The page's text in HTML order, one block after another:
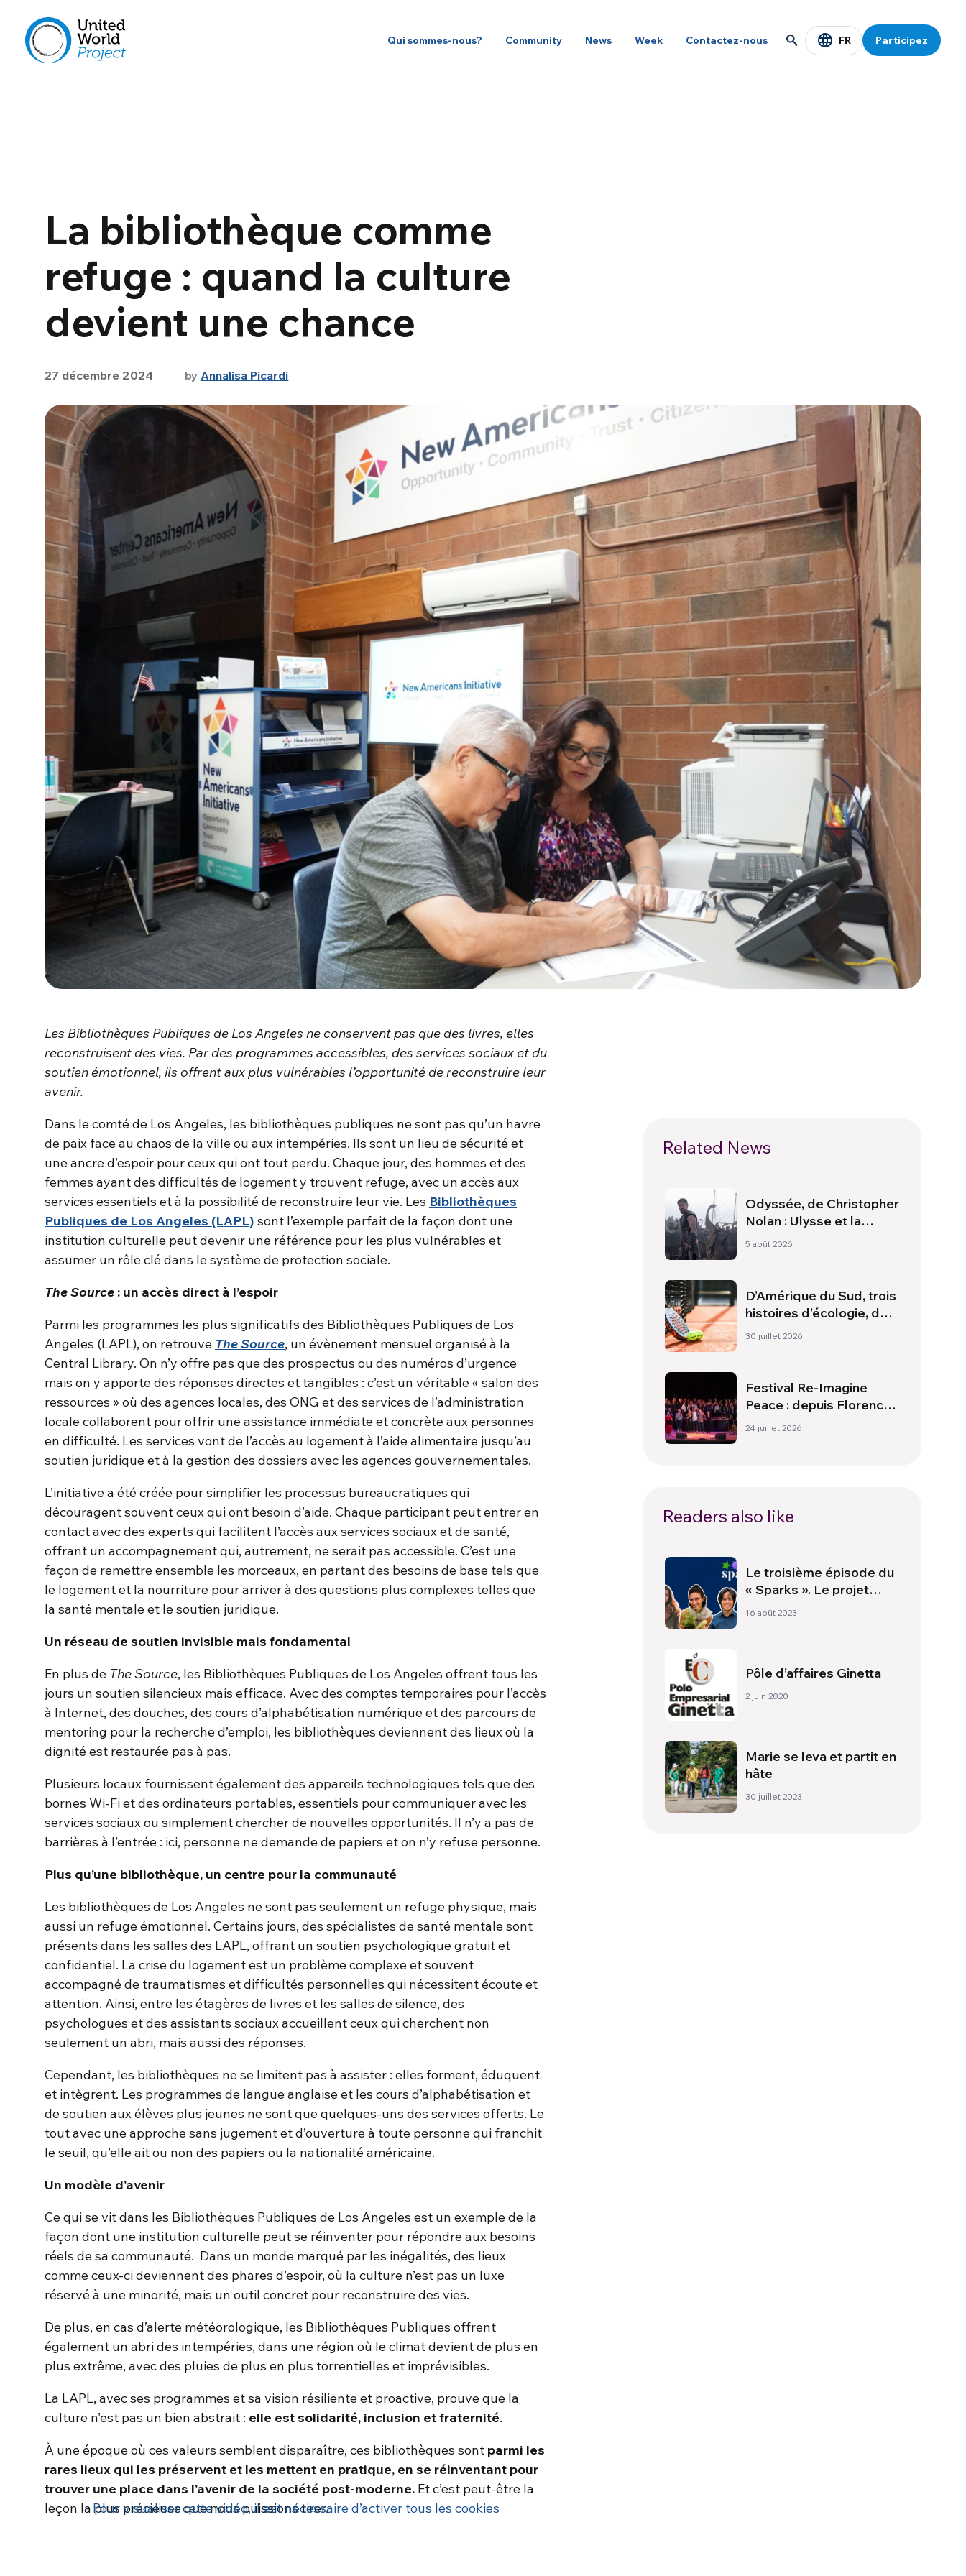
Qui sommes-nous? Community News Week Contactez-nous FR Participez
La bibliothèque comme
refuge : quand la culture
devient une chance
27 décembre 2024 by Annalisa Picardi
Les Bibliothèques Publiques de Los Angeles ne conservent pas que des livres, elles
reconstruisent des vies. Par des programmes accessibles, des services sociaux et du
soutien émotionnel, ils offrent aux plus vulnérables l’opportunité de reconstruire leur
avenir.
Dans le comté de Los Angeles, les bibliothèques publiques ne sont pas qu’un havre
de paix face au chaos de la ville ou aux intempéries. Ils sont un lieu de sécurité et
une ancre d’espoir pour ceux qui ont tout perdu. Chaque jour, des hommes et des
femmes ayant des difficultés de logement y trouvent refuge, avec un accès aux
services essentiels et à la possibilité de reconstruire leur vie. Les Bibliothèques
Publiques de Los Angeles (LAPL) sont l’exemple parfait de la façon dont une
institution culturelle peut devenir une référence pour les plus vulnérables et
assumer un rôle clé dans le système de protection sociale.
The Source : un accès direct à l’espoir
Parmi les programmes les plus significatifs des Bibliothèques Publiques de Los
Angeles (LAPL), on retrouve The Source, un évènement mensuel organisé à la
Central Library. On n’y offre pas que des prospectus ou des numéros d’urgence
mais on y apporte des réponses directes et tangibles : c’est un véritable « salon des
ressources » où des agences locales, des ONG et des services de l’administration
locale collaborent pour offrir une assistance immédiate et concrète aux personnes
en difficulté. Les services vont de l’accès au logement à l’aide alimentaire jusqu’au
soutien juridique et à la gestion des dossiers avec les agences gouvernementales.
L’initiative a été créée pour simplifier les processus bureaucratiques qui
découragent souvent ceux qui ont besoin d’aide. Chaque participant peut entrer en
contact avec des experts qui facilitent l’accès aux services sociaux et de santé,
offrant un accompagnement qui, autrement, ne serait pas accessible. C’est une
façon de remettre ensemble les morceaux, en partant des besoins de base tels que
le logement et la nourriture pour arriver à des questions plus complexes telles que
la santé mentale et le soutien juridique.
Un réseau de soutien invisible mais fondamental
En plus de The Source, les Bibliothèques Publiques de Los Angeles offrent tous les
jours un soutien silencieux mais efficace. Avec des comptes temporaires pour l’accès
à Internet, des douches, des cours d’alphabétisation numérique et des parcours de
mentoring pour la recherche d’emploi, les bibliothèques deviennent des lieux où la
dignité est restaurée pas à pas.
Plusieurs locaux fournissent également des appareils technologiques tels que des
bornes Wi-Fi et des ordinateurs portables, essentiels pour communiquer avec les
services sociaux ou simplement chercher de nouvelles opportunités. Il n’y a pas de
barrières à l’entrée : ici, personne ne demande de papiers et on n’y refuse personne.
Plus qu’une bibliothèque, un centre pour la communauté
Les bibliothèques de Los Angeles ne sont pas seulement un refuge physique, mais
aussi un refuge émotionnel. Certains jours, des spécialistes de santé mentale sont
présents dans les salles des LAPL, offrant un soutien psychologique gratuit et
confidentiel. La crise du logement est un problème complexe et souvent
accompagné de traumatismes et difficultés personnelles qui nécessitent écoute et
attention. Ainsi, entre les étagères de livres et les salles de silence, des
psychologues et des assistants sociaux accueillent ceux qui cherchent non
seulement un abri, mais aussi des réponses.
Cependant, les bibliothèques ne se limitent pas à assister : elles forment, éduquent
et intègrent. Les programmes de langue anglaise et les cours d’alphabétisation et
de soutien aux élèves plus jeunes ne sont que quelques-uns des services offerts. Le
tout avec une approche sans jugement et d’ouverture à toute personne qui franchit
le seuil, qu’elle ait ou non des papiers ou la nationalité américaine.
Un modèle d’avenir
Ce qui se vit dans les Bibliothèques Publiques de Los Angeles est un exemple de la
façon dont une institution culturelle peut se réinventer pour répondre aux besoins
réels de sa communauté. Dans un monde marqué par les inégalités, des lieux
comme ceux-ci deviennent des phares d’espoir, où la culture n’est pas un luxe
réservé à une minorité, mais un outil concret pour reconstruire des vies.
De plus, en cas d’alerte météorologique, les Bibliothèques Publiques offrent
également un abri des intempéries, dans une région où le climat devient de plus en
plus extrême, avec des pluies de plus en plus torrentielles et imprévisibles.
La LAPL, avec ses programmes et sa vision résiliente et proactive, prouve que la
culture n’est pas un bien abstrait : elle est solidarité, inclusion et fraternité.
À une époque où ces valeurs semblent disparaître, ces bibliothèques sont parmi les
rares lieux qui les préservent et les mettent en pratique, en se réinventant pour
trouver une place dans l’avenir de la société post-moderne. Et c’est peut-être la
leçon la plus précieuse que nous puissions tirer.
Pour visualiser cette vidéo, il est nécessaire d’activer tous les cookies
Related News
Odyssée, de Christopher
Nolan : Ulysse et la
nécessité d’une nouvelle
5 août 2026
D’Amérique du Sud, trois
histoires d’écologie, de
sport et de santé
30 juillet 2026
Festival Re-Imagine
Peace : depuis Florence,
un hymne à la paix
24 juillet 2026
Readers also like
Le troisième épisode du
« Sparks ». Le projet
Orphalese : un voyage au
16 août 2023
Pôle d’affaires Ginetta
2 juin 2020
Marie se leva et partit en
hâte
30 juillet 2023